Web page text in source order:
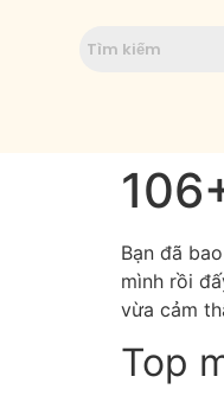
Bạn đã
mình rồi
vừa cảm
Top